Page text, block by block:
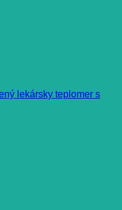
lekársky teplomer s